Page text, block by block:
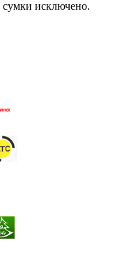
сумки исключено.